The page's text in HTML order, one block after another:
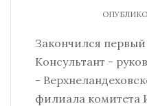
Закончился первый
Консультант -
-
филиала комитета